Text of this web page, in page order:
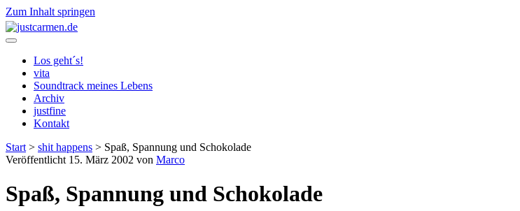
Zum Inhalt springen
justcarmen.de
Los geht´s!
vita
Soundtrack meines Lebens
Archiv
justfine
Kontakt
Start > shit happens > Spaß, Spannung und Schokolade
Veröffentlicht 15. März 2002 von Marco
Spaß, Spannung und Schokolade